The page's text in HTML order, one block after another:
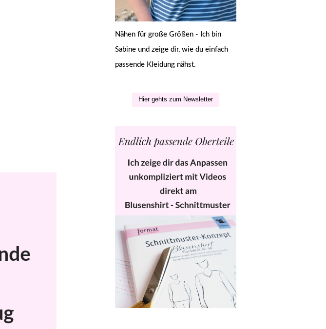
Nähen für große Größen - Ich bin
Sabine und zeige dir, wie du einfach
passende Kleidung nähst.
Hier gehts zum Newsletter